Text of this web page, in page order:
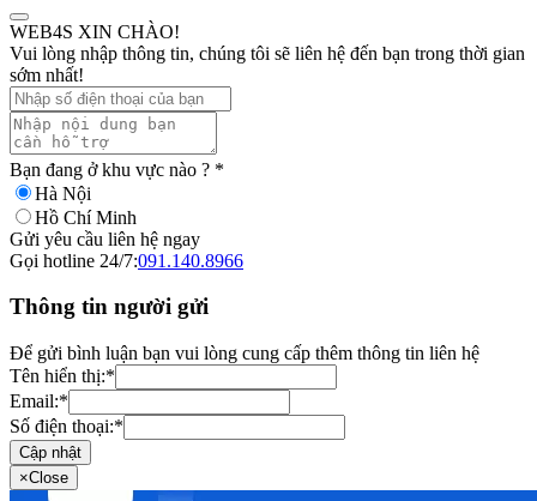
WEB4S XIN CHÀO!
Vui lòng nhập thông tin, chúng tôi sẽ liên hệ đến bạn trong thời gian
sớm nhất!
Bạn đang ở khu vực nào ? *
Hà Nội
Hồ Chí Minh
Gửi yêu cầu liên hệ ngay
Gọi hotline 24/7:091.140.8966
Thông tin người gửi
Để gửi bình luận bạn vui lòng cung cấp thêm thông tin liên hệ
Tên hiển thị:*
Email:*
Số điện thoại:*
Cập nhật
×Close